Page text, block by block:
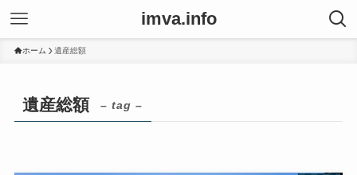
imva.info
ホーム 遺産総額
遺産総額 – tag –